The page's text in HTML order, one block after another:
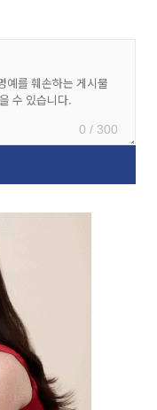
0 / 300